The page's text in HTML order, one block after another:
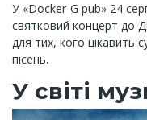
У «Docker-G pub» 24
святковий концерт до
для тих, кого цікавить
пісень.
У світі